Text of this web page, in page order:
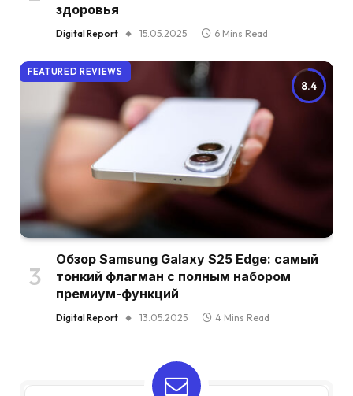
здоровья
Digital Report 15.05.2025 6 Mins Read
8.4
FEATURED REVIEWS
Обзор Samsung Galaxy S25 Edge: самый
тонкий флагман с полным набором
премиум-функций
Digital Report 13.05.2025 4 Mins Read